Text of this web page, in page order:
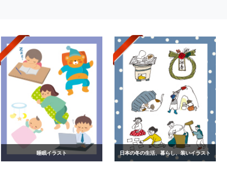
睡眠イラスト 日本の冬の生活、暮らし、装いイラスト